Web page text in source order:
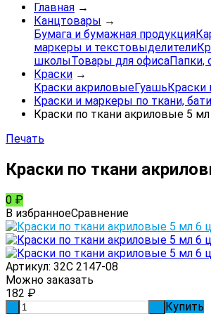
Главная →
Канцтовары →
Бумага и бумажная продукция
маркеры и текстовыделители
школыТовары для офисаПапки,
Краски →
Краски акриловыеГуашьКраски
Краски и маркеры по ткани,
Краски по ткани акриловые 5
Печать
Краски по ткани
0 ₽
В избранноеСравнение
Артикул: 32С 2147-08
Можно заказать
182 ₽
Купить